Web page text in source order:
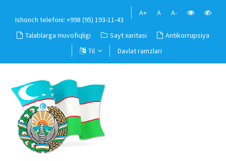
Ishonch telefoni: +998 (95) 193-11-43
A+ A A-
Talablarga muvofiqligi Sayt xaritasi
Antikorrupsiya
Til
Davlat ramzlari